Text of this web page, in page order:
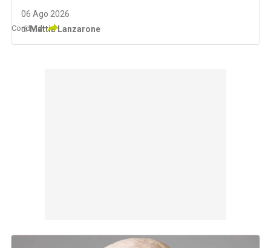
06 Ago 2026
diMattia Lanzarone
Condividi